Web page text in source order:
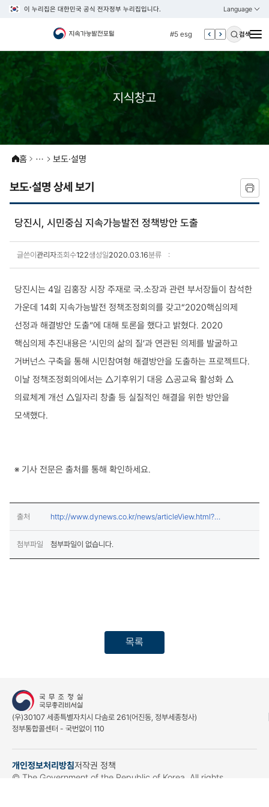
이 누리집은 대한민국 공식 전자정부 누리집입니다. Language
열기
KOREAN
ENGLISH
#5 esg
#6 빈곤
#1 경제
#2 환경
검색
지식창고
홈 보도·설명
보도·설명 상세 보기
당진시, 시민중심 지속가능발전 정책방안 도출
글쓴이관리자조회수122생성일2020.03.16분류
당진시는 4일 김홍장 시장 주재로 국․소장과 관련 부서장들이 참석한
가운데 14회 지속가능발전 정책조정회의를 갖고“2020핵심의제
선정과 해결방안 도출”에 대해 토론을 했다고 밝혔다. 2020
핵심의제 추진내용은 ‘시민의 삶의 질’과 연관된 의제를 발굴하고
거버넌스 구축을 통해 시민참여형 해결방안을 도출하는 프로젝트다.
이날 정책조정회의에서는 △기후위기 대응 △공교육 활성화 △
의료체계 개선 △일자리 창출 등 실질적인 해결을 위한 방안을
모색했다.
※ 기사 전문은 출처를 통해 확인하세요.
출처
http://www.dynews.co.kr/news/articleView.html?
첨부파일
첨부파일이 없습니다.
목록
(우)30107 세종특별자치시 다솜로 261(어진동, 정부세종청사)
정부통합콜센터 - 국번없이 110
개인정보처리방침저작권 정책
(새창열림)
© The Government of the Republic of Korea. All rights